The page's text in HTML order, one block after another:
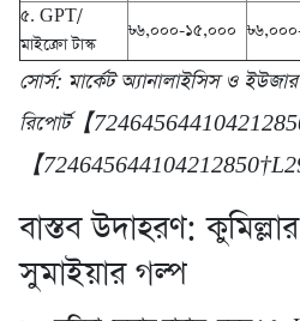
৫. GPT/
মাইক্রো টাস্ক
৳৬,০০০-১৫,০০০
সোর্স: মার্কেট অ্যানালাইসিস ও ইউজার
রিপোর্ট【
【
বাস্তব উদাহরণ:
সুমাইয়ার গল্প